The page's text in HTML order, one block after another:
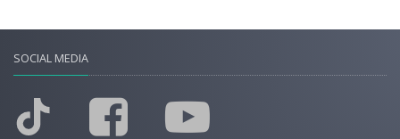
SOCIAL MEDIA